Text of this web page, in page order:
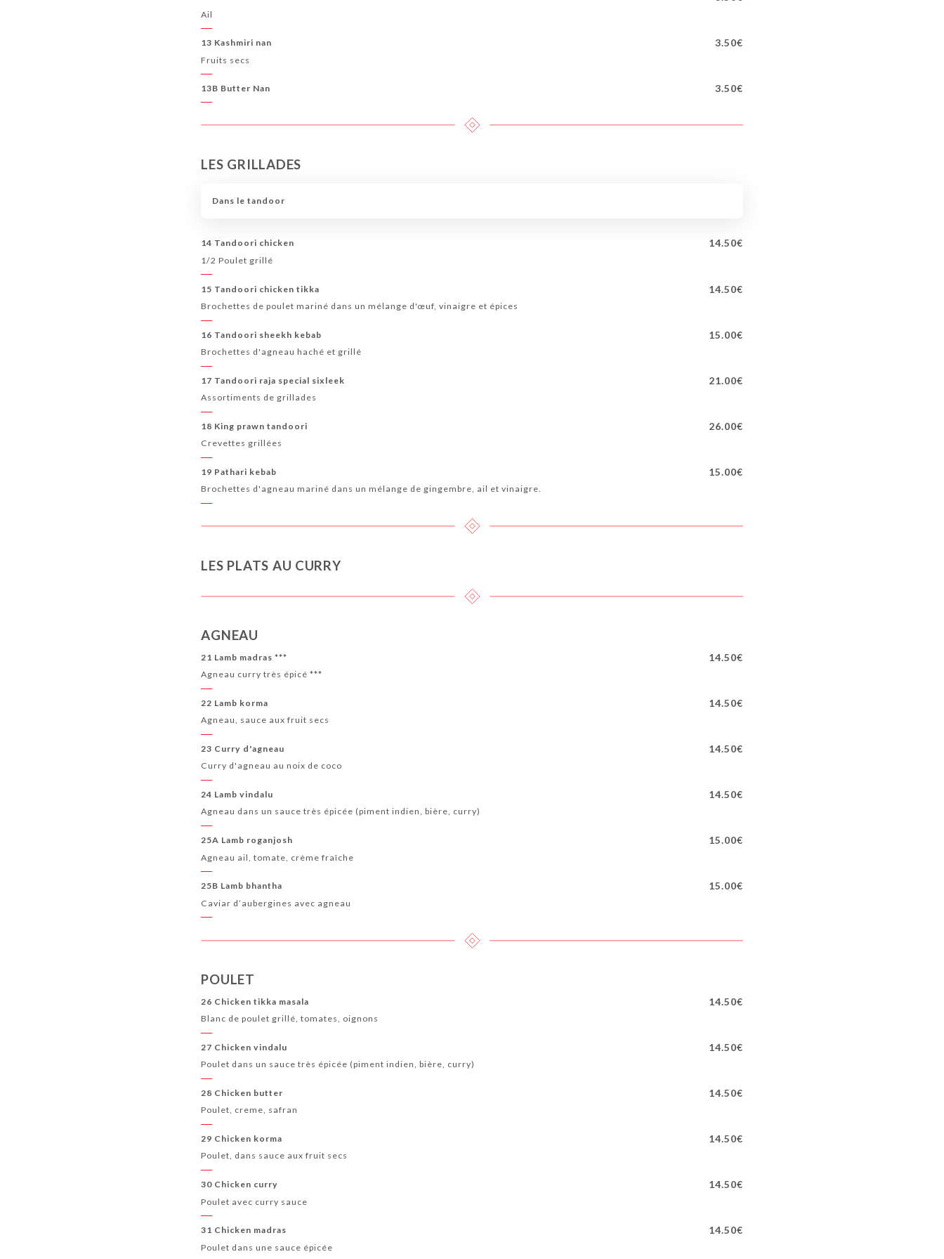
Ail
13 Kashmiri nan 3.50€
Fruits secs
13B Butter Nan 3.50€
LES GRILLADES
Dans le tandoor
14 Tandoori chicken 14.50€
1/2 Poulet grillé
15 Tandoori chicken tikka 14.50€
Brochettes de poulet mariné dans un mélange d'œuf, vinaigre et épices
16 Tandoori sheekh kebab 15.00€
Brochettes d'agneau haché et grillé
17 Tandoori raja special sixleek 21.00€
Assortiments de grillades
18 King prawn tandoori 26.00€
Crevettes grillées
19 Pathari kebab 15.00€
Brochettes d'agneau mariné dans un mélange de gingembre, ail et vinaigre.
LES PLATS AU CURRY
AGNEAU
21 Lamb madras *** 14.50€
Agneau curry très épicé ***
22 Lamb korma 14.50€
Agneau, sauce aux fruit secs
23 Curry d'agneau 14.50€
Curry d'agneau au noix de coco
24 Lamb vindalu 14.50€
Agneau dans un sauce très épicée (piment indien, bière, curry)
25A Lamb roganjosh 15.00€
Agneau ail, tomate, crème fraîche
25B Lamb bhantha 15.00€
Caviar d’aubergines avec agneau
POULET
26 Chicken tikka masala 14.50€
Blanc de poulet grillé, tomates, oignons
27 Chicken vindalu 14.50€
Poulet dans un sauce très épicée (piment indien, bière, curry)
28 Chicken butter 14.50€
Poulet, creme, safran
29 Chicken korma 14.50€
Poulet, dans sauce aux fruit secs
30 Chicken curry 14.50€
Poulet avec curry sauce
31 Chicken madras 14.50€
Poulet dans une sauce épicée